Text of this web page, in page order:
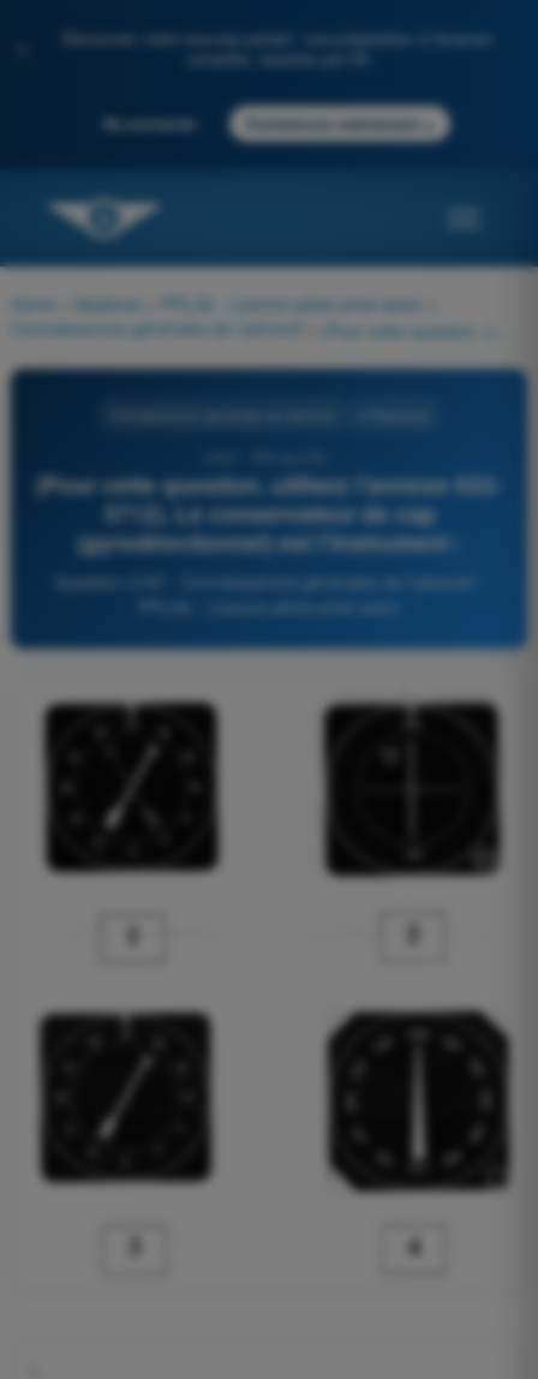
Découvrez notre nouveau portail : une préparation à l'examen
Se connecter Commencer maintenant
Home Matières PPL(A) - Licence pilote privé avion
Connaissances générales de l’aéronef
(Pour cette question, utilisez l'annexe 022-
3712). Le conservateur de cap
(gyrodirectionnel) est l'instrument :